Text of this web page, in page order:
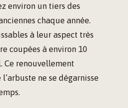
environ un tiers des
chaque année.
à leur aspect très
coupées à environ 10
Ce renouvellement
ne se dégarnisse